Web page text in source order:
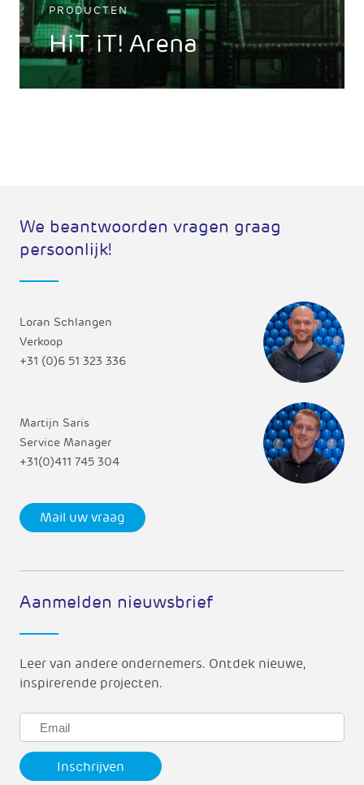
PRODUCTEN
HiT iT! Arena
We beantwoorden vragen graag
persoonlijk!
Loran Schlangen
Verkoop
+31 (0)6 51 323 336
Martijn Saris
Service Manager
+31(0)411 745 304
Mail uw vraag
Aanmelden nieuwsbrief
Leer van andere ondernemers. Ontdek nieuwe,
inspirerende projecten.